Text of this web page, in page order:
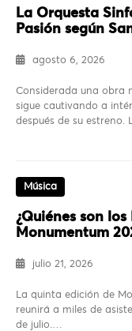
La Orquesta
Pasión según
agosto 6, 2026
Considerada una obra
sigue cautivando a
después de su estreno.
Música
¿Quiénes son
Monumentum
julio 21, 2026
La quinta edición de
reunirá a miles de
de julio.…